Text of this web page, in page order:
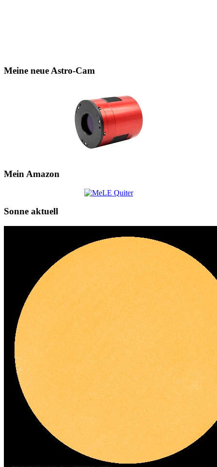
Meine neue Astro-Cam
Mein Amazon
Sonne aktuell